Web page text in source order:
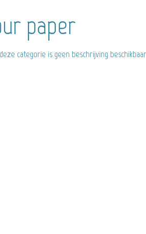
paper
categorie is geen beschrijving beschikbaar